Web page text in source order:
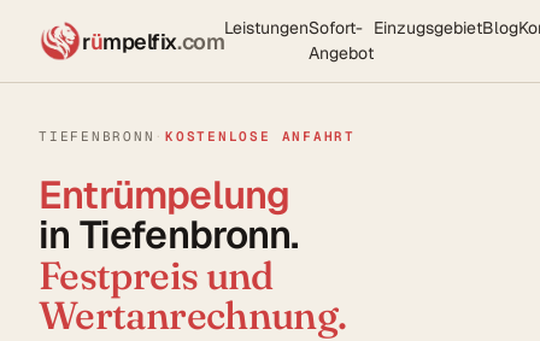
rümpelfix.comLeistungenSofort-
Angebot
EinzugsgebietBlog
TIEFENBRONN ·KOSTENLOSE ANFAHRT
Entrümpelung
in Tiefenbronn.
Festpreis und
Wertanrechnung.